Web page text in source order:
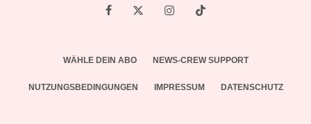
WÄHLE DEIN ABO NEWS-CREW SUPPORT
NUTZUNGSBEDINGUNGEN IMPRESSUM DATENSCHUTZ